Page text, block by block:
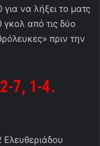
να λήξει το ματς
από τις δύο
πριν την
7, 1-4.